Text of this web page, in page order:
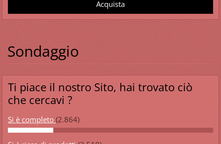
Sondaggio
Ti piace il nostro Sito, hai trovato ciò
che cercavi ?
Si è completo (2.864)